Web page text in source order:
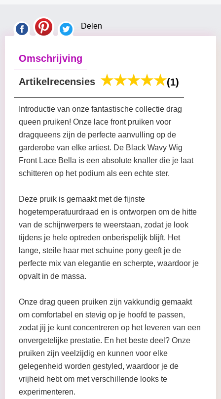
Delen
Omschrijving
Artikelrecensies (1)
Introductie van onze fantastische collectie drag
queen pruiken! Onze lace front pruiken voor
dragqueens zijn de perfecte aanvulling op de
garderobe van elke artiest. De Black Wavy Wig
Front Lace Bella is een absolute knaller die je laat
schitteren op het podium als een echte ster.
Deze pruik is gemaakt met de fijnste
hogetemperatuurdraad en is ontworpen om de hitte
van de schijnwerpers te weerstaan, zodat je look
tijdens je hele optreden onberispelijk blijft. Het
lange, steile haar met schuine pony geeft je de
perfecte mix van elegantie en scherpte, waardoor je
opvalt in de massa.
Onze drag queen pruiken zijn vakkundig gemaakt
om comfortabel en stevig op je hoofd te passen,
zodat jij je kunt concentreren op het leveren van een
onvergetelijke prestatie. En het beste deel? Onze
pruiken zijn veelzijdig en kunnen voor elke
gelegenheid worden gestyled, waardoor je de
vrijheid hebt om met verschillende looks te
experimenteren.